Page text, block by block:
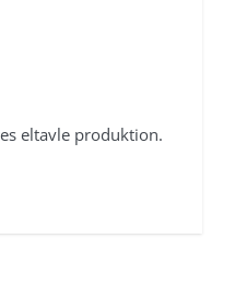
eltavle produktion.